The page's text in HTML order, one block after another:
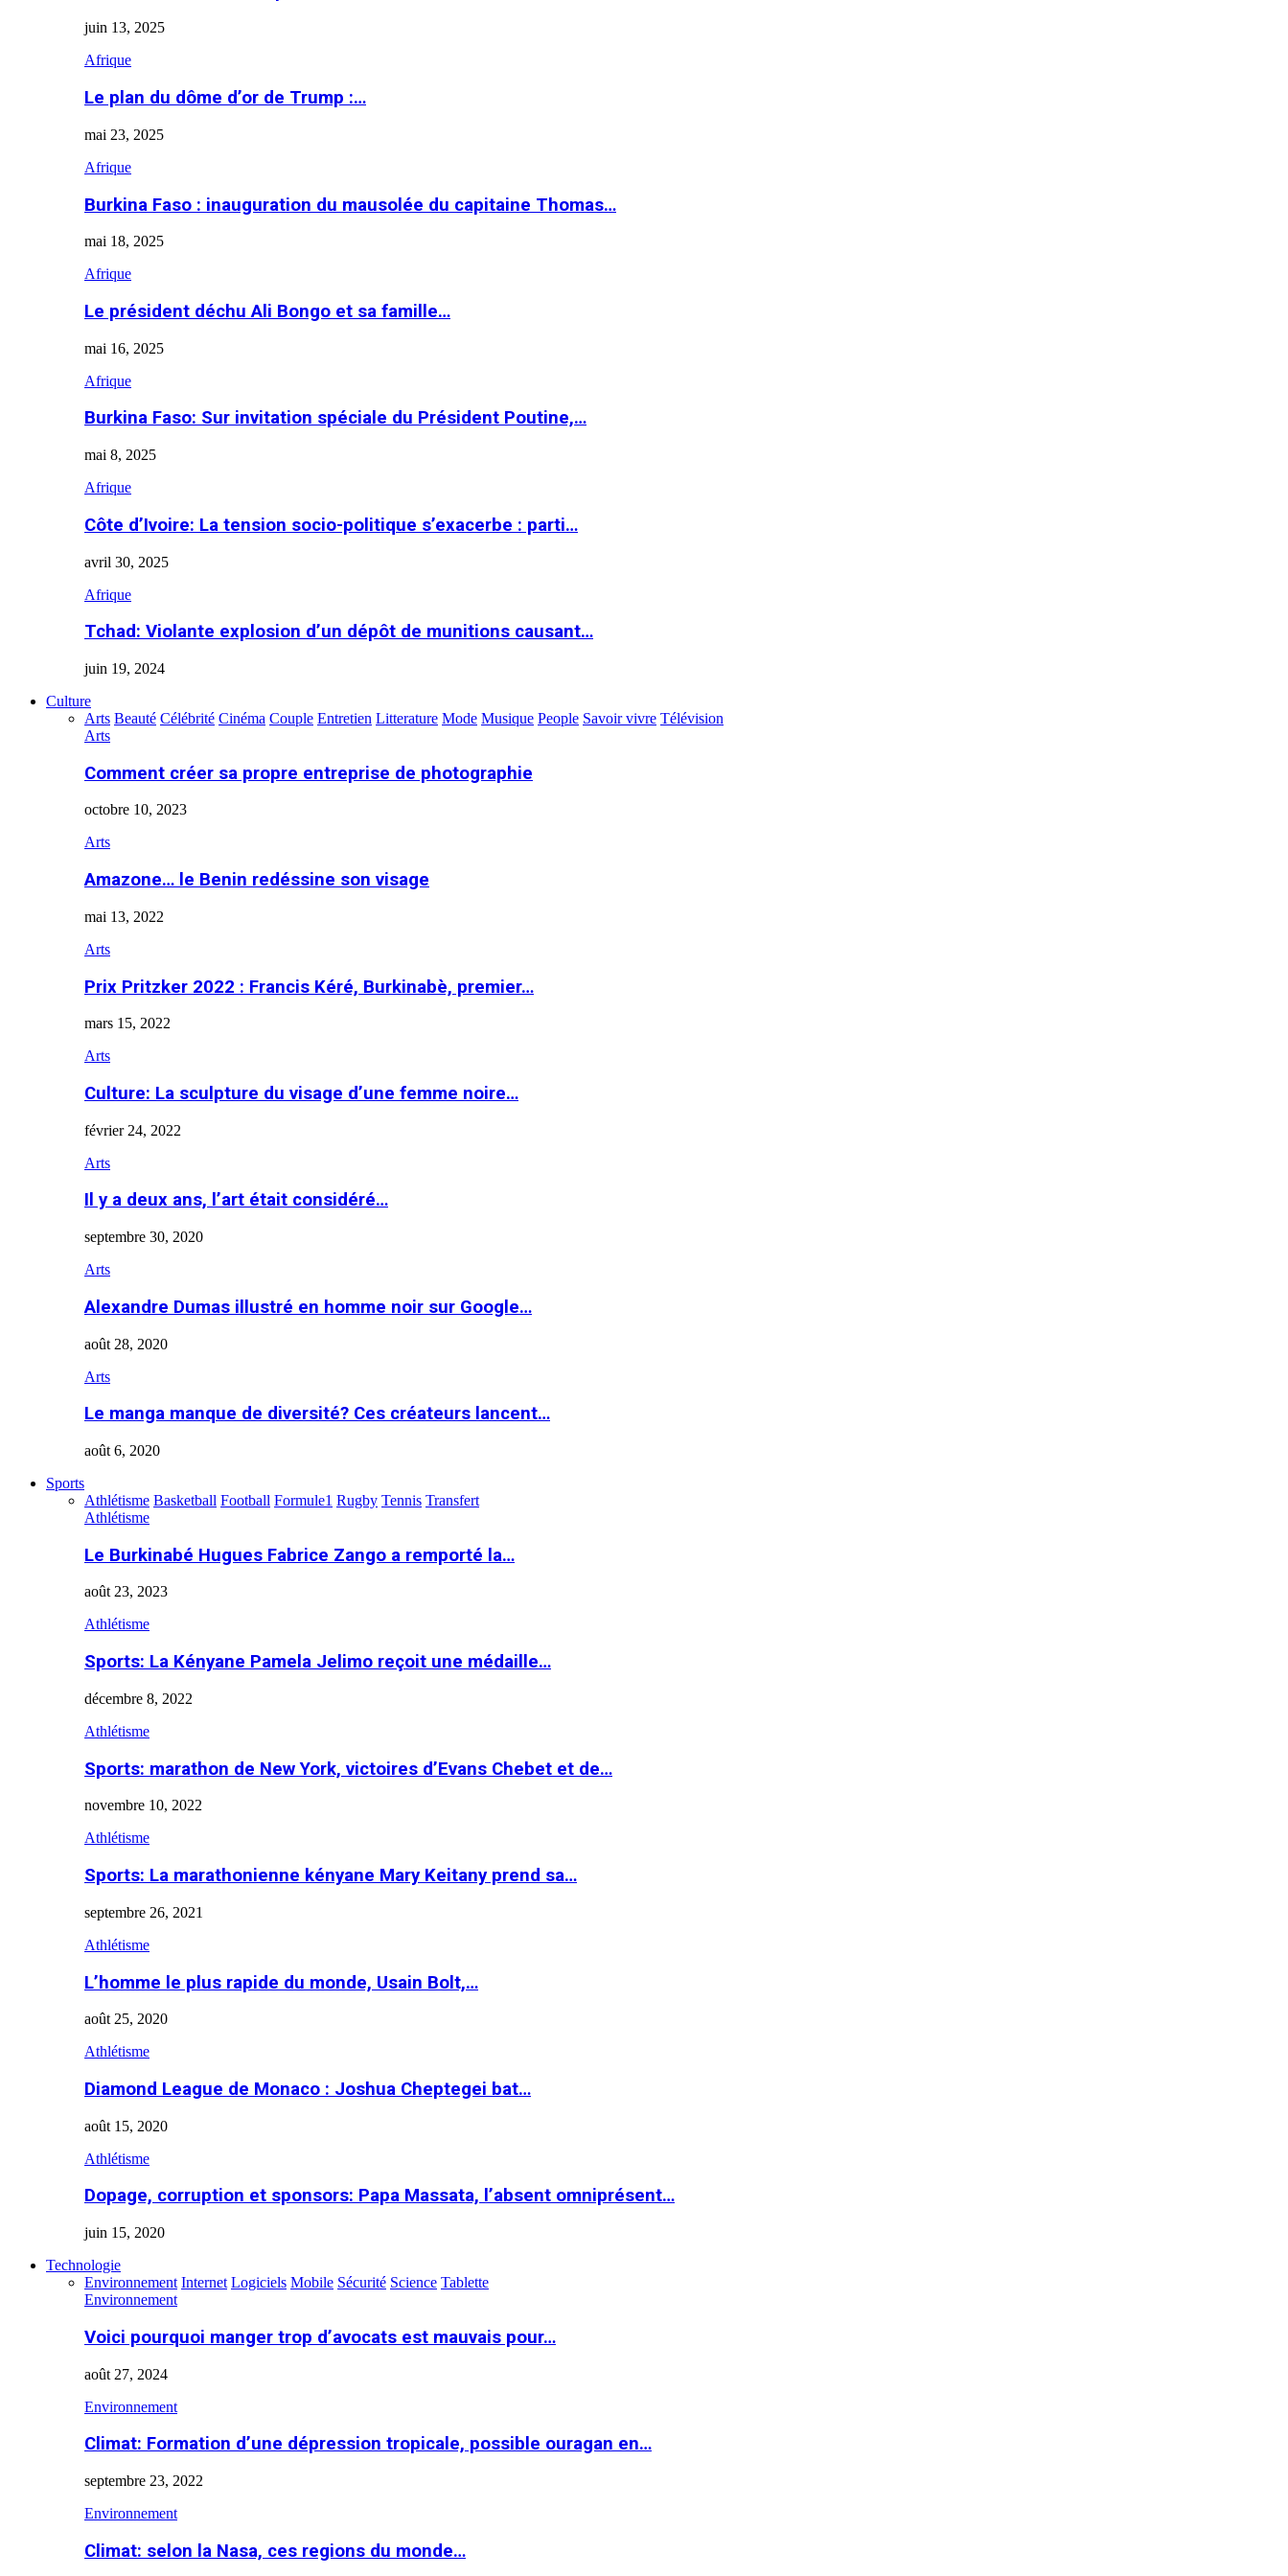
juin 13, 2025
Afrique
Le plan du dôme d’or de Trump :…
mai 23, 2025
Afrique
Burkina Faso : inauguration du mausolée du capitaine Thomas…
mai 18, 2025
Afrique
Le président déchu Ali Bongo et sa famille…
mai 16, 2025
Afrique
Burkina Faso: Sur invitation spéciale du Président Poutine,…
mai 8, 2025
Afrique
Côte d’Ivoire: La tension socio-politique s’exacerbe : parti…
avril 30, 2025
Afrique
Tchad: Violante explosion d’un dépôt de munitions causant…
juin 19, 2024
Culture
Arts Beauté Célébrité Cinéma Couple Entretien Litterature Mode Musique People Savoir vivre Télévision
Arts
Comment créer sa propre entreprise de photographie
octobre 10, 2023
Arts
Amazone… le Benin redéssine son visage
mai 13, 2022
Arts
Prix Pritzker 2022 : Francis Kéré, Burkinabè, premier…
mars 15, 2022
Arts
Culture: La sculpture du visage d’une femme noire…
février 24, 2022
Arts
Il y a deux ans, l’art était considéré…
septembre 30, 2020
Arts
Alexandre Dumas illustré en homme noir sur Google…
août 28, 2020
Arts
Le manga manque de diversité? Ces créateurs lancent…
août 6, 2020
Sports
Athlétisme Basketball Football Formule1 Rugby Tennis Transfert
Athlétisme
Le Burkinabé Hugues Fabrice Zango a remporté la…
août 23, 2023
Athlétisme
Sports: La Kényane Pamela Jelimo reçoit une médaille…
décembre 8, 2022
Athlétisme
Sports: marathon de New York, victoires d’Evans Chebet et de…
novembre 10, 2022
Athlétisme
Sports: La marathonienne kényane Mary Keitany prend sa…
septembre 26, 2021
Athlétisme
L’homme le plus rapide du monde, Usain Bolt,…
août 25, 2020
Athlétisme
Diamond League de Monaco : Joshua Cheptegei bat…
août 15, 2020
Athlétisme
Dopage, corruption et sponsors: Papa Massata, l’absent omniprésent…
juin 15, 2020
Technologie
Environnement Internet Logiciels Mobile Sécurité Science Tablette
Environnement
Voici pourquoi manger trop d’avocats est mauvais pour…
août 27, 2024
Environnement
Climat: Formation d’une dépression tropicale, possible ouragan en…
septembre 23, 2022
Environnement
Climat: selon la Nasa, ces regions du monde…